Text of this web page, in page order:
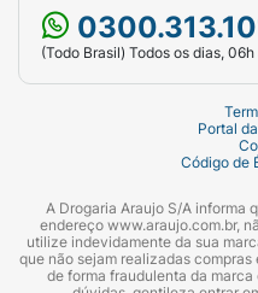
(Todo Brasil) Todos os dias,
Portal
Código de
A Drogaria Araujo S/A informa
endereço www.araujo.com.br,
utilize indevidamente da sua
que não sejam realizadas
de forma fraudulenta da marca